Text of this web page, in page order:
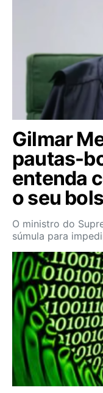
Gilmar
pautas-
entenda
o seu
O ministro do
súmula para